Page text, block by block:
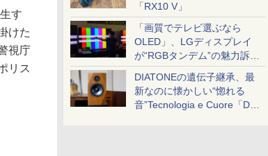
「RX10 V」
「画質でテレビ選ぶなら
OLED」、LGディスプレイ
が“RGBタンデム”の魅力訴
求。液晶とのガチ比較も
DIATONEの遺伝子継承、最
新なのに懐かしい“惚れる
音”Tecnologia e Cuore「DS-
す
けた
視庁
リス